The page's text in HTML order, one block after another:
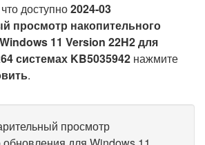
доступно2024-03
просмотр накопительного
11 Version 22H2 для
системах KB5035942 нажмите
.
просмотр